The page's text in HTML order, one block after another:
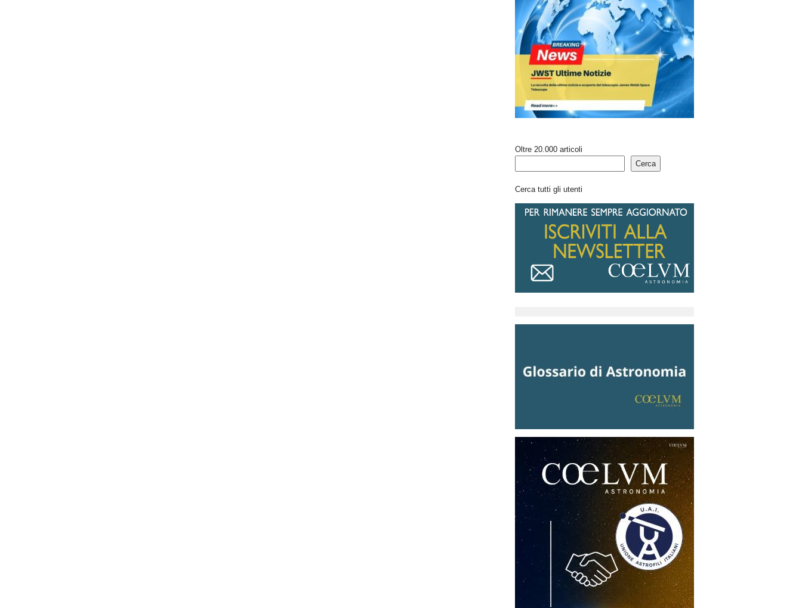
Oltre 20.000 articoli
Cerca
Cerca tutti gli utenti